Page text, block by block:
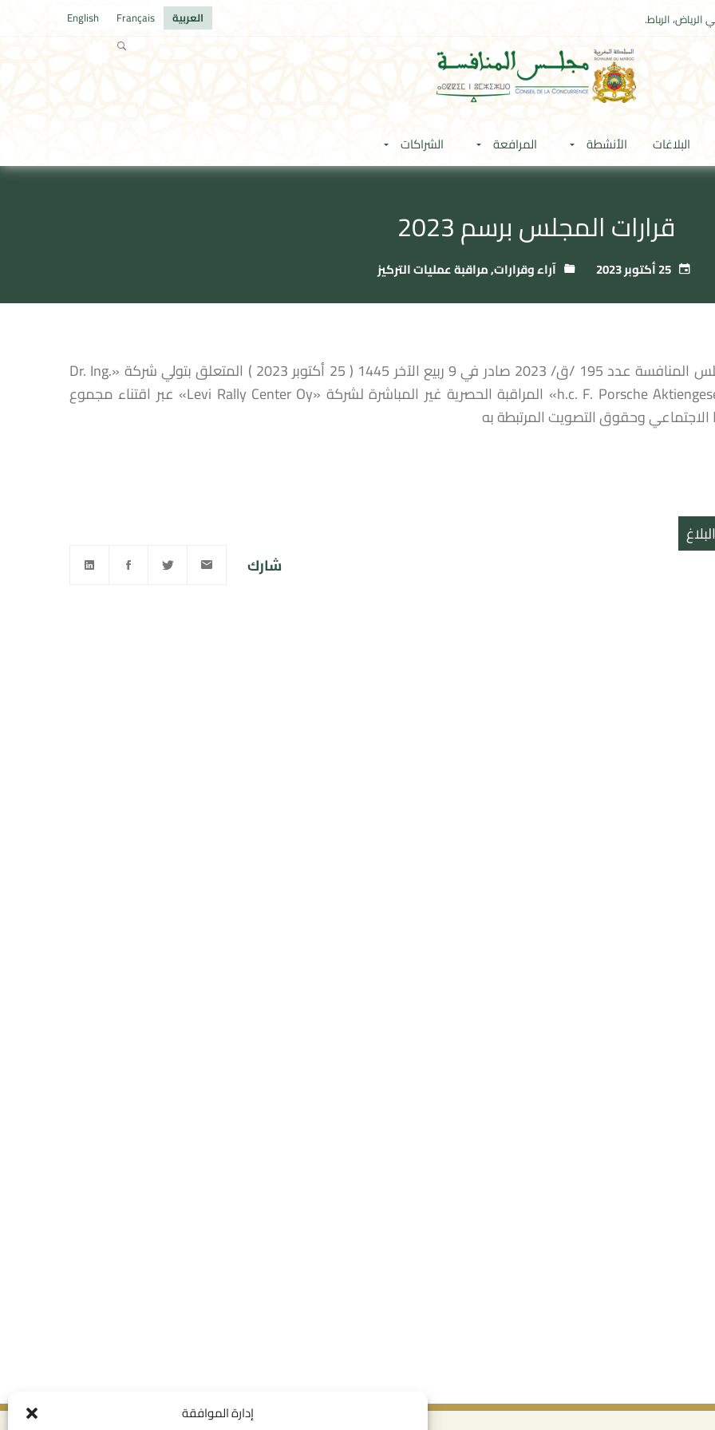
إدارة الموافقة
الرياض، الرباط. العربية Français
English
البلاغات الأنشطة المرافعة الشراكات
قرارات المجلس برسم 2023
25 أكتوبر 2023 آراء وقرارات,مراقبة عمليات التركيز
قرار لمجلس المنافسة عدد 195 /ق/ 2023 صادر في 9 ربيع الآخر 1445 ( 25 أكتوبر 2023 ) المتعلق بتولي شركة «Dr. Ing.
h.c. F. Porsche Aktiengesellschaft» المراقبة الحصرية غير المباشرة لشركة «Levi Rally Center Oy» عبر اقتناء مجموع
الاجتماعي وحقوق التصويت المرتبطة به
شارك